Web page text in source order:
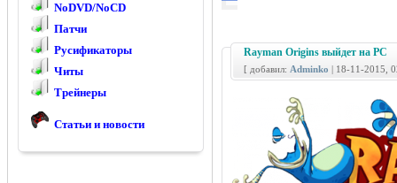
NoDVD/NoCD
Патчи
Русификаторы
Читы
Трейнеры
Статьи и новости
Rayman Origins выйдет на PC
[ добавил: Adminko | 18-11-2015,